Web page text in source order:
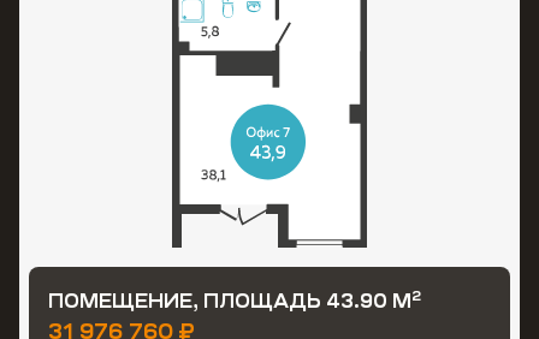
ПОМЕЩЕНИЕ, ПЛОЩАДЬ 43.90 М2
31 976 760 ₽